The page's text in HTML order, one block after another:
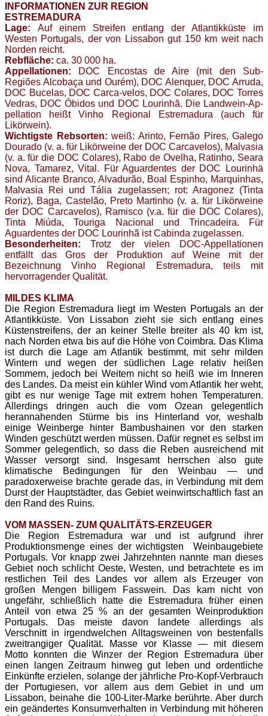
INFORMATIONEN ZUR REGION
ESTREMADURA
Lage: Auf einem Streifen entlang der Atlantikküste im
Westen Portugals, der von Lissabon gut 150 km weit nach
Norden reicht.
Rebfläche: ca. 30 000 ha.
Appellationen: DOC Encostas de Aire (mit den Sub-
Regiões Alcobaça und Ourém), DOC Alenquer, DOC Arruda,
DOC Bucelas, DOC Carca-velos, DOC Colares, DOC Torres
Vedras, DOC Óbidos und DOC Lourinhã. Die Landwein-Ap-
pellation heißt Vinho Regional Estremadura (auch für
Likörwein).
Wichtigste Rebsorten: weiß: Arinto, Fernão Pires, Galego
Dourado (v. a. für Likörweine der DOC Carcavelos), Malvasia
(v. a. für die DOC Colares), Rabo de Ovelha, Ratinho, Seara
Nova, Tamarez, Vital. Für Aguardentes der DOC Lourinhä
sind Alicante Branco, Alvadurão, Boal Espinho, Marquinhas,
Malvasia Rei und Tália zugelassen; rot: Aragonez (Tinta
Roriz), Baga, Castelão, Preto Martinho (v. a. für Likörweine
der DOC Carcavelos), Ramisco (v.a. für die DOC Colares),
Tinta Miúda, Touriga Nacional und Trincadeira. Für
Aguardentes der DOC Lourinhã ist Cabinda zugelassen.
Besonderheiten: Trotz der vielen DOC-Appellationen
entfällt das Gros der Produktion auf Weine mit der
Bezeichnung Vinho Regional Estremadura, teils mit
hervorragender Qualität.
MILDES KLIMA
Die Region Estremadura liegt im Westen Portugals an der
Atlantikküste. Von Lissabon zieht sie sich entlang eines
Küstenstreifens, der an keiner Stelle breiter als 40 km ist,
nach Norden etwa bis auf die Höhe von Coimbra. Das Klima
ist durch die Lage am Atlantik bestimmt, mit sehr milden
Wintern und wegen der südlichen Lage relativ heißen
Sommern, jedoch bei Weitem nicht so heiß wie im Inneren
des Landes. Da meist ein kühler Wind vom Atlantik her weht,
gibt es nur wenige Tage mit extrem hohen Temperaturen.
Allerdings dringen auch die vom Ozean gelegentlich
herannahenden Stürme bis ins Hinterland vor, weshalb
einige Weinberge hinter Bambushainen vor den starken
Winden geschützt werden müssen. Dafür regnet es selbst im
Sommer gelegentlich, so dass die Reben ausreichend mit
Wasser versorgt sind. Insgesamt herrschen also gute
klimatische Bedingungen für den Weinbau — und
paradoxerweise brachte gerade das, in Verbindung mit dem
Durst der Hauptstädter, das Gebiet weinwirtschaftlich fast an
den Rand des Ruins.
VOM MASSEN- ZUM QUALITÄTS-ERZEUGER
Die Region Estremadura war und ist aufgrund ihrer
Produktionsmenge eines der wichtigsten Weinbaugebiete
Portugals. Vor knapp zwei Jahrzehnten nannte man dieses
Gebiet noch schlicht Oeste, Westen, und betrachtete es im
restlichen Teil des Landes vor allem als Erzeuger von
großen Mengen billigem Fasswein. Das kam nicht von
ungefähr, schließlich hatte die Estremadura früher einen
Anteil von etwa 25 % an der gesamten Weinproduktion
Portugals. Das meiste davon landete allerdings als
Verschnitt in irgendwelchen Alltagsweinen von bestenfalls
zweitrangiger Qualität. Masse vor Klasse — mit diesem
Motto konnten die Winzer der Region Estremadura über
einen langen Zeitraum hinweg gut leben und ordentliche
Einkünfte erzielen, solange der jährliche Pro-Kopf-Verbrauch
der Portugiesen, vor allem aus dem Gebiet in und um
Lissabon, beinahe die 100-Liter-Marke berührte. Aber durch
ein geändertes Konsumverhalten in Verbindung mit höheren